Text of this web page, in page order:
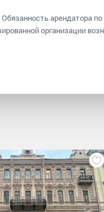
арендатора
организации